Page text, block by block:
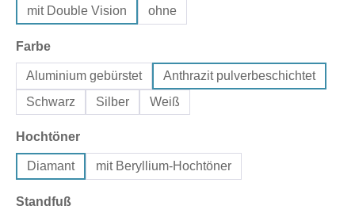
mit Double Vision ohne
Farbeauswählen
Aluminium gebürstet
Anthrazit pulverbeschichtet
Schwarz
Silber Weiß
Hochtönerauswählen
Diamant mit Beryllium-Hochtöner
Standfußauswählen